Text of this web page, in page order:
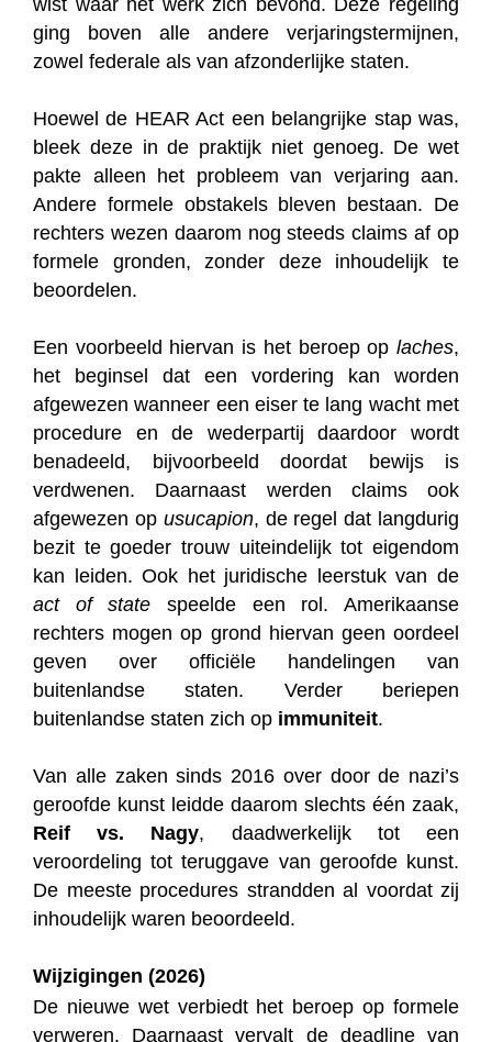
wist waar het werk zich bevond. Deze regeling
ging boven alle andere verjaringstermijnen,
zowel federale als van afzonderlijke staten.
Hoewel de HEAR Act een belangrijke stap was,
bleek deze in de praktijk niet genoeg. De wet
pakte alleen het probleem van verjaring aan.
Andere formele obstakels bleven bestaan. De
rechters wezen daarom nog steeds claims af op
formele gronden, zonder deze inhoudelijk te
beoordelen.
Een voorbeeld hiervan is het beroep op laches,
het beginsel dat een vordering kan worden
afgewezen wanneer een eiser te lang wacht met
procedure en de wederpartij daardoor wordt
benadeeld, bijvoorbeeld doordat bewijs is
verdwenen. Daarnaast werden claims ook
afgewezen op usucapion, de regel dat langdurig
bezit te goeder trouw uiteindelijk tot eigendom
kan leiden. Ook het juridische leerstuk van de
act of state speelde een rol. Amerikaanse
rechters mogen op grond hiervan geen oordeel
geven over officiële handelingen van
buitenlandse staten. Verder beriepen
buitenlandse staten zich op immuniteit.
Van alle zaken sinds 2016 over door de nazi’s
geroofde kunst leidde daarom slechts één zaak,
Reif vs. Nagy, daadwerkelijk tot een
veroordeling tot teruggave van geroofde kunst.
De meeste procedures strandden al voordat zij
inhoudelijk waren beoordeeld.
Wijzigingen (2026)
De nieuwe wet verbiedt het beroep op formele
verweren. Daarnaast vervalt de deadline van